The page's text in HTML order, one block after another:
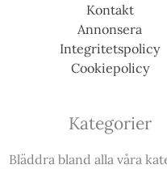
Kontakt
Annonsera
Integritetspolicy
Cookiepolicy
Kategorier
Bläddra bland alla våra